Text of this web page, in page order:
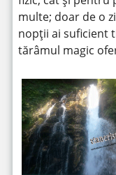
multe; doar de o
nopții ai suficient
tărâmul magic